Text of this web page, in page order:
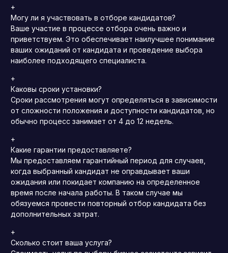
+
Могу ли я участвовать в отборе кандидатов?
Ваше участие в процессе отбора очень важно и
приветствуем. Это обеспечивает наилучшее понимание
ваших ожиданий от кандидата и проведение выбора
наиболее подходящего специалиста.
+
Каковы сроки установки?
Сроки рассмотрения могут определяться в зависимости
от сложности положения и доступности кандидатов, но
обычно процесс занимает от 4 до 12 недель.
+
Какие гарантии предоставляете?
Мы предоставляем гарантийный период для случаев,
когда выбранный кандидат не оправдывает ваши
ожидания или покидает компанию на определенное
время после начала работы. В таком случае мы
обязуемся провести повторный отбор кандидата без
дополнительных затрат.
+
Сколько стоит ваша услуга?